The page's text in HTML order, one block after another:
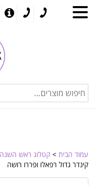
עמוד הבית > קטלוג ראש השנה
קינדר גדול רפאלו ופררו רושה